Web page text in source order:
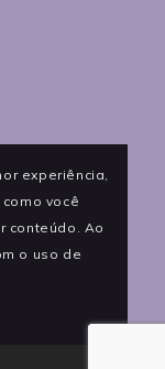
experiência,
você
conteúdo. Ao
o uso de